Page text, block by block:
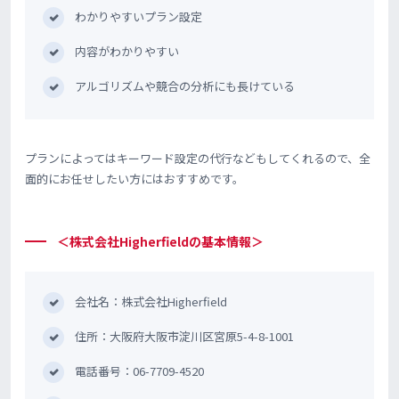
わかりやすいプラン設定
内容がわかりやすい
アルゴリズムや競合の分析にも長けている
プランによってはキーワード設定の代行などもしてくれるので、全
面的にお任せしたい方にはおすすめです。
＜株式会社Higherfieldの基本情報＞
会社名：株式会社Higherfield
住所：大阪府大阪市淀川区宮原5-4-8-1001
電話番号：06-7709-4520